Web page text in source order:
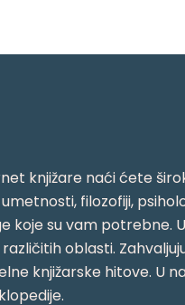
knjižare naći ćete
filozofiji,
koje su vam potrebne.
oblasti.
knjižarske hitove. U